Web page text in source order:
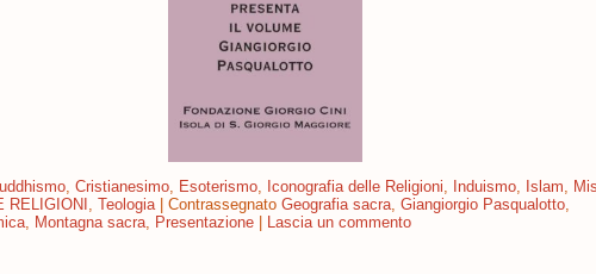
, Cristianesimo, Esoterismo, Iconografia delle Religioni, Induismo, Islam,
RELIGIONI , Teologia| Contrassegnato Geografia sacra, Giangiorgio Pasqualotto,
, Montagna sacra, Presentazione Lascia un commento